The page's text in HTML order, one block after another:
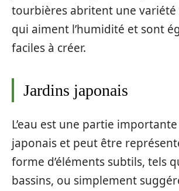
tourbières abritent une variété
qui aiment l’humidité et sont
faciles à créer.
Jardins japonais
L’eau est une partie
japonais et peut être
forme d’éléments subtils, tels
bassins, ou simplement